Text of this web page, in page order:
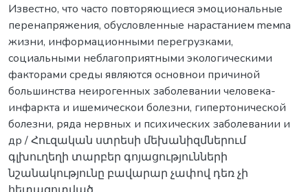
Известно, что часто повторяющиеся эмоциональные
перенапряжения, обусловленные нарастанием meмna
жизни, информационными перегрузками,
социальными неблагоприятными экологическими
факторами среды являются основнои причиной
большинства неирогенных заболевании человека-
инфаркта и ишемическои болезни, гипертонической
болезни, ряда нервных и психических заболевании и
др / Հուզական ստրեսի մեխանիզմներում
գլխուղեղի տարբեր գոյացությունների
նշանակությունը բավարար չափով դեռ չի